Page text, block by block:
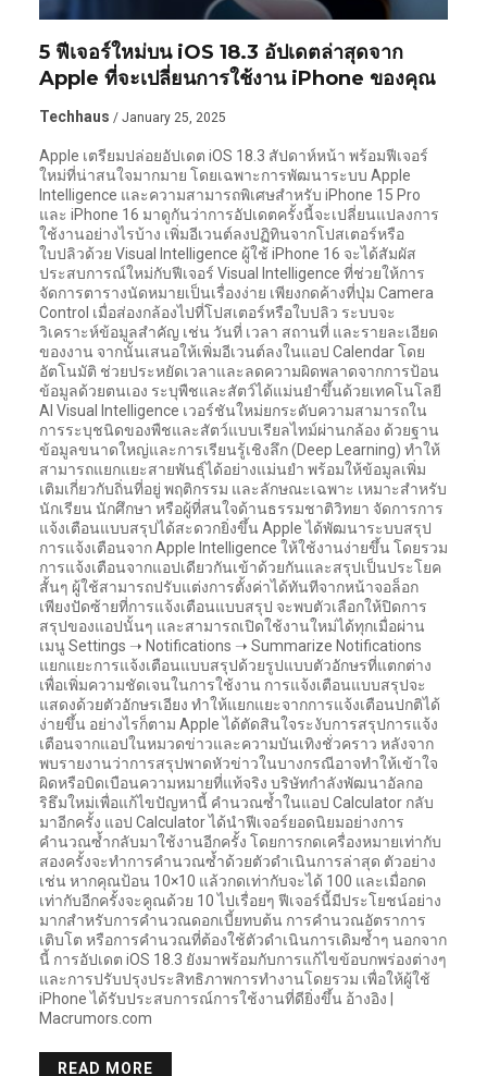
5 ฟีเจอร์ใหม่บน iOS 18.3 อัปเดตล่าสุดจาก
Apple ที่จะเปลี่ยนการใช้งาน iPhone ของคุณ
Techhaus / January 25, 2025
Apple เตรียมปล่อยอัปเดต iOS 18.3 สัปดาห์หน้า พร้อมฟีเจอร์
ใหม่ที่น่าสนใจมากมาย โดยเฉพาะการพัฒนาระบบ Apple
Intelligence และความสามารถพิเศษสำหรับ iPhone 15 Pro
และ iPhone 16 มาดูกันว่าการอัปเดตครั้งนี้จะเปลี่ยนแปลงการ
ใช้งานอย่างไรบ้าง เพิ่มอีเวนต์ลงปฏิทินจากโปสเตอร์หรือ
ใบปลิวด้วย Visual Intelligence ผู้ใช้ iPhone 16 จะได้สัมผัส
ประสบการณ์ใหม่กับฟีเจอร์ Visual Intelligence ที่ช่วยให้การ
จัดการตารางนัดหมายเป็นเรื่องง่าย เพียงกดค้างที่ปุ่ม Camera
Control เมื่อส่องกล้องไปที่โปสเตอร์หรือใบปลิว ระบบจะ
วิเคราะห์ข้อมูลสำคัญ เช่น วันที่ เวลา สถานที่ และรายละเอียด
ของงาน จากนั้นเสนอให้เพิ่มอีเวนต์ลงในแอป Calendar โดย
อัตโนมัติ ช่วยประหยัดเวลาและลดความผิดพลาดจากการป้อน
ข้อมูลด้วยตนเอง ระบุพืชและสัตว์ได้แม่นยำขึ้นด้วยเทคโนโลยี
AI Visual Intelligence เวอร์ชันใหม่ยกระดับความสามารถใน
การระบุชนิดของพืชและสัตว์แบบเรียลไทม์ผ่านกล้อง ด้วยฐาน
ข้อมูลขนาดใหญ่และการเรียนรู้เชิงลึก (Deep Learning) ทำให้
สามารถแยกแยะสายพันธุ์ได้อย่างแม่นยำ พร้อมให้ข้อมูลเพิ่ม
เติมเกี่ยวกับถิ่นที่อยู่ พฤติกรรม และลักษณะเฉพาะ เหมาะสำหรับ
นักเรียน นักศึกษา หรือผู้ที่สนใจด้านธรรมชาติวิทยา จัดการการ
แจ้งเตือนแบบสรุปได้สะดวกยิ่งขึ้น Apple ได้พัฒนาระบบสรุป
การแจ้งเตือนจาก Apple Intelligence ให้ใช้งานง่ายขึ้น โดยรวม
การแจ้งเตือนจากแอปเดียวกันเข้าด้วยกันและสรุปเป็นประโยค
สั้นๆ ผู้ใช้สามารถปรับแต่งการตั้งค่าได้ทันทีจากหน้าจอล็อก
เพียงปัดซ้ายที่การแจ้งเตือนแบบสรุป จะพบตัวเลือกให้ปิดการ
สรุปของแอปนั้นๆ และสามารถเปิดใช้งานใหม่ได้ทุกเมื่อผ่าน
เมนู Settings ➝ Notifications ➝ Summarize Notifications
แยกแยะการแจ้งเตือนแบบสรุปด้วยรูปแบบตัวอักษรที่แตกต่าง
เพื่อเพิ่มความชัดเจนในการใช้งาน การแจ้งเตือนแบบสรุปจะ
แสดงด้วยตัวอักษรเอียง ทำให้แยกแยะจากการแจ้งเตือนปกติได้
ง่ายขึ้น อย่างไรก็ตาม Apple ได้ตัดสินใจระงับการสรุปการแจ้ง
เตือนจากแอปในหมวดข่าวและความบันเทิงชั่วคราว หลังจาก
พบรายงานว่าการสรุปพาดหัวข่าวในบางกรณีอาจทำให้เข้าใจ
ผิดหรือบิดเบือนความหมายที่แท้จริง บริษัทกำลังพัฒนาอัลกอ
ริธึมใหม่เพื่อแก้ไขปัญหานี้ คำนวณซ้ำในแอป Calculator กลับ
มาอีกครั้ง แอป Calculator ได้นำฟีเจอร์ยอดนิยมอย่างการ
คำนวณซ้ำกลับมาใช้งานอีกครั้ง โดยการกดเครื่องหมายเท่ากับ
สองครั้งจะทำการคำนวณซ้ำด้วยตัวดำเนินการล่าสุด ตัวอย่าง
เช่น หากคุณป้อน 10×10 แล้วกดเท่ากับจะได้ 100 และเมื่อกด
เท่ากับอีกครั้งจะคูณด้วย 10 ไปเรื่อยๆ ฟีเจอร์นี้มีประโยชน์อย่าง
มากสำหรับการคำนวณดอกเบี้ยทบต้น การคำนวณอัตราการ
เติบโต หรือการคำนวณที่ต้องใช้ตัวดำเนินการเดิมซ้ำๆ นอกจาก
นี้ การอัปเดต iOS 18.3 ยังมาพร้อมกับการแก้ไขข้อบกพร่องต่างๆ
และการปรับปรุงประสิทธิภาพการทำงานโดยรวม เพื่อให้ผู้ใช้
iPhone ได้รับประสบการณ์การใช้งานที่ดียิ่งขึ้น อ้างอิง |
Macrumors.com
READ MORE